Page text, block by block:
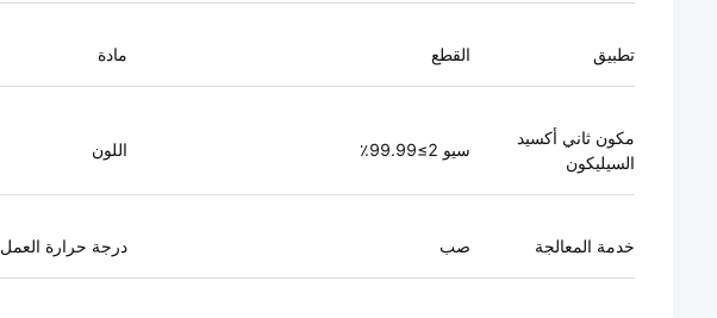
تطبيق القطع مادة
مكون ثاني أكسيد
السيليكون
سيو 2≥99.99٪ اللون
خدمة المعالجة صب درجة حرارة العمل